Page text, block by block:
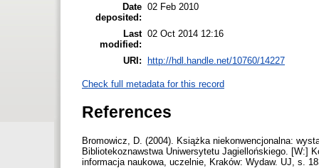
Date
deposited:
02 Feb 2010
Last
modified:
02 Oct 2014 12:16
URI: http://hdl.handle.net/10760/14227
Check full metadata for this record
References
Bromowicz, D. (2004). Książka niekonwencjonalna:
Bibliotekoznawstwa Uniwersytetu Jagiellońskiego. [W:]
informacja naukowa, uczelnie, Kraków: Wydaw. UJ, s.